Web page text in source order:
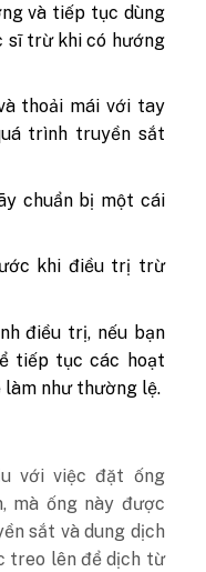
và tiếp tục dùng
sĩ trừ khi có hướng
thoải mái với tay
trình truyền sắt
chuẩn bị một cái
khi điều trị trừ
điều trị, nếu bạn
tiếp tục các hoạt
làm như thường lệ.
với việc đặt ống
mà ống này được
sắt và dung dịch
treo lên để dịch từ